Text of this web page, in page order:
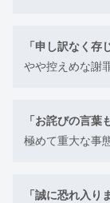
「申し訳なく存
やや控えめな謝
「お詫びの言葉
極めて重大な事
「誠に恐れ入り